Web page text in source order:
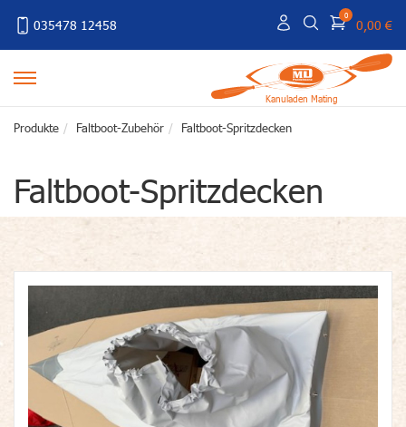
035478 12458
0
0,00 €
Kanuladen Mating
Produkte Faltboot-Zubehör Faltboot-Spritzdecken
Faltboot-Spritzdecken